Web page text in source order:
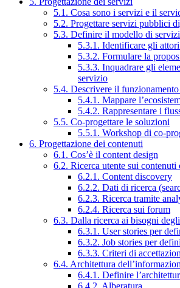
5.1. Cosa sono i servizi e il
5.2. Progettare servizi pubblici
5.3. Definire il modello di
5.3.1. Identificare gli
5.3.2. Formulare la
5.3.3. Inquadrare gli
servizio
5.4. Descrivere il
5.4.1. Mappare
5.4.2. Rappresentare i
5.5. Co-progettare le soluzioni
5.5.1. Workshop di co-
6. Progettazione dei contenuti
6.1. Cos’è il content design
6.2. Ricerca utente sui
6.2.1. Content discovery
6.2.2. Dati di ricerca
6.2.3. Ricerca tramite
6.2.4. Ricerca sui forum
6.3. Dalla ricerca ai bisogni
6.3.1. User stories per
6.3.2. Job stories per
6.3.3. Criteri di
6.4. Architettura
6.4.1. Definire
6.4.2. Alberatura